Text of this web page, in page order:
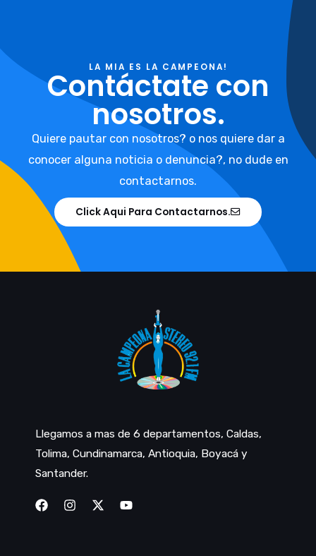
LA MIA ES LA CAMPEONA!
Contáctate con
nosotros.
Quiere pautar con nosotros? o nos quiere dar a
conocer alguna noticia o denuncia?, no dude en
contactarnos.
Click Aqui Para Contactarnos.
Llegamos a mas de 6 departamentos, Caldas,
Tolima, Cundinamarca, Antioquia, Boyacá y
Santander.